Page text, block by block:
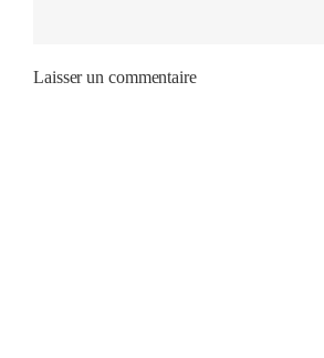
Laisser un commentaire